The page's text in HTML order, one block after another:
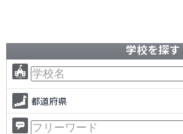
学校を探す
都道府県